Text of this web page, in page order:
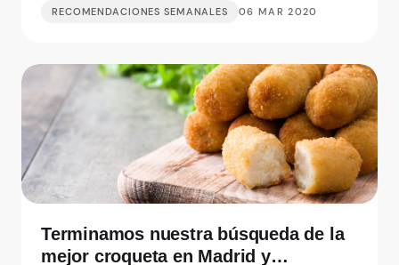
RECOMENDACIONES SEMANALES 06 MAR 2020
Terminamos nuestra búsqueda de la
mejor croqueta en Madrid y